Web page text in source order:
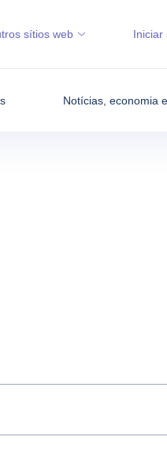
Notícias, economia
sítios web Iniciar